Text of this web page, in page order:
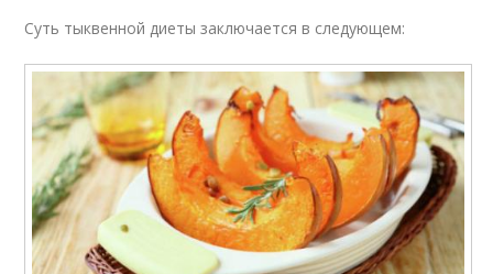
Суть тыквенной диеты заключается в следующем: